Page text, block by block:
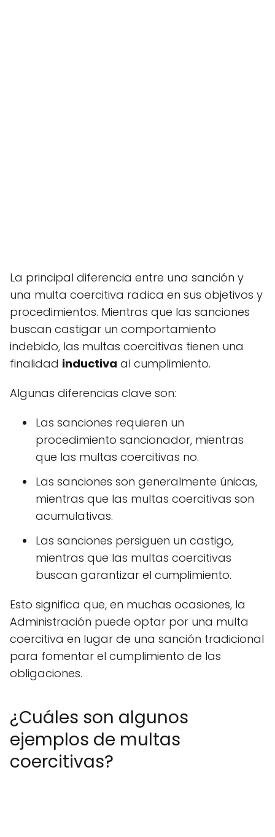
La principal diferencia entre una sanción y
una multa coercitiva radica en sus objetivos y
procedimientos. Mientras que las sanciones
buscan castigar un comportamiento
indebido, las multas coercitivas tienen una
finalidad inductiva al cumplimiento.
Algunas diferencias clave son:
Las sanciones requieren un
procedimiento sancionador, mientras
que las multas coercitivas no.
Las sanciones son generalmente únicas,
mientras que las multas coercitivas son
acumulativas.
Las sanciones persiguen un castigo,
mientras que las multas coercitivas
buscan garantizar el cumplimiento.
Esto significa que, en muchas ocasiones, la
Administración puede optar por una multa
coercitiva en lugar de una sanción tradicional
para fomentar el cumplimiento de las
obligaciones.
¿Cuáles son algunos
ejemplos de multas
coercitivas?